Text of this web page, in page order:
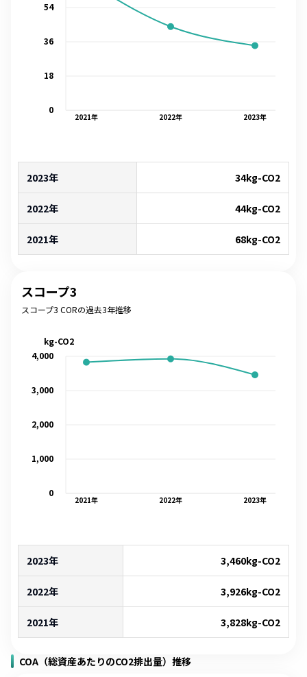
2021年 2022年 2023年
0
18
36
54
2023年 34kg-CO2
2022年 44kg-CO2
2021年 68kg-CO2
スコープ3
スコープ3 CORの過去3年推移
2021年 2022年 2023年
0
1,000
2,000
3,000
4,000
kg-CO2
2023年 3,460kg-CO2
2022年 3,926kg-CO2
2021年 3,828kg-CO2
COA（総資産あたりのCO2排出量）推移